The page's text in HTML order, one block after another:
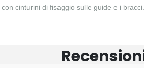
cinturini di fisaggio sulle guide e i bracci.